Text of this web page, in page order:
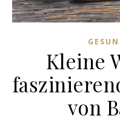
Kleine
von